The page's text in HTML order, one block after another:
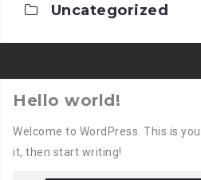
Uncategorized
Hello world!
Welcome to WordPress. This is
it, then start writing!